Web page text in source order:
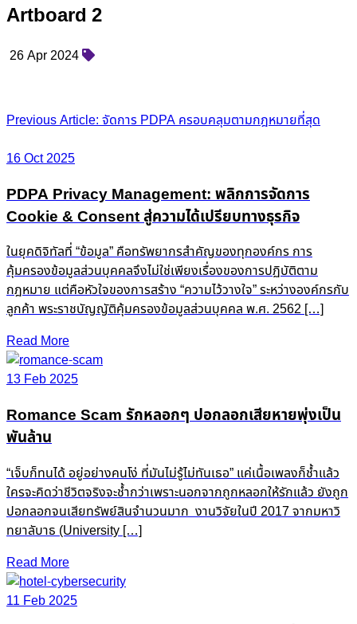
Artboard 2
26 Apr 2024
Post
navigation
Previous Article: จัดการ PDPA ครอบคลุมตามกฎหมายที่สุด
16 Oct 2025
PDPA Privacy Management: พลิกการจัดการ
Cookie & Consent สู่ความได้เปรียบทางธุรกิจ
ในยุคดิจิทัลที่ “ข้อมูล” คือทรัพยากรสำคัญของทุกองค์กร การ
คุ้มครองข้อมูลส่วนบุคคลจึงไม่ใช่เพียงเรื่องของการปฏิบัติตาม
กฎหมาย แต่คือหัวใจของการสร้าง “ความไว้วางใจ” ระหว่างองค์กรกับ
ลูกค้า พระราชบัญญัติคุ้มครองข้อมูลส่วนบุคคล พ.ศ. 2562 […]
Read More
13 Feb 2025
Romance Scam รักหลอกๆ ปอกลอกเสียหายพุ่งเป็น
พันล้าน
“เจ็บก็ทนได้ อยู่อย่างคนโง่ ที่มันไม่รู้ไม่ทันเธอ” แค่เนื้อเพลงก็ช้ำแล้ว
ใครจะคิดว่าชีวิตจริงจะช้ำกว่าเพราะนอกจากถูกหลอกให้รักแล้ว ยังถูก
ปอกลอกจนเสียทรัพย์สินจำนวนมาก งานวิจัยในปี 2017 จากมหาวิ
ทยาลับาธ (University […]
Read More
11 Feb 2025